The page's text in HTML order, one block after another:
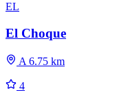
EL
El Choque
A 6.75 km
4